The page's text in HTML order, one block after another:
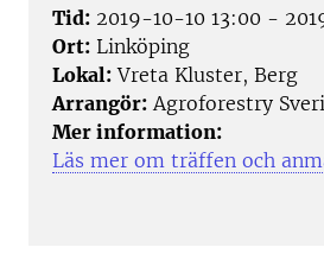
Tid: 2019-10-10 13:00 -
Ort: Linköping
Lokal: Vreta Kluster, Berg
Arrangör: Agroforestry
Mer information:
Läs mer om träffen och